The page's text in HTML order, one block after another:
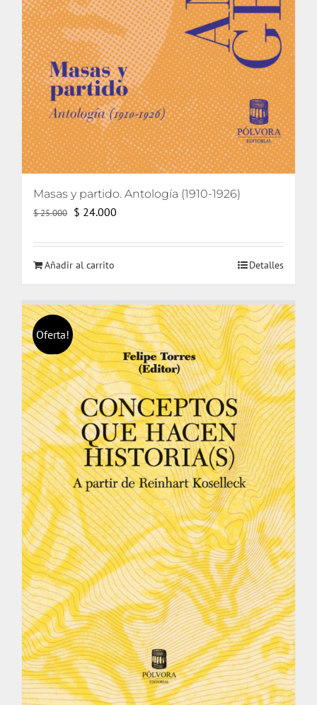
Masas y partido. Antología (1910-1926)
$25.000 El
original
era:
$ 24.000
actual
Añadir al carrito Detalles
Oferta!